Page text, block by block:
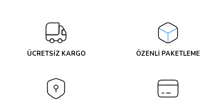
ÜCRETSİZ KARGO ÖZENLİ PAKETLEME